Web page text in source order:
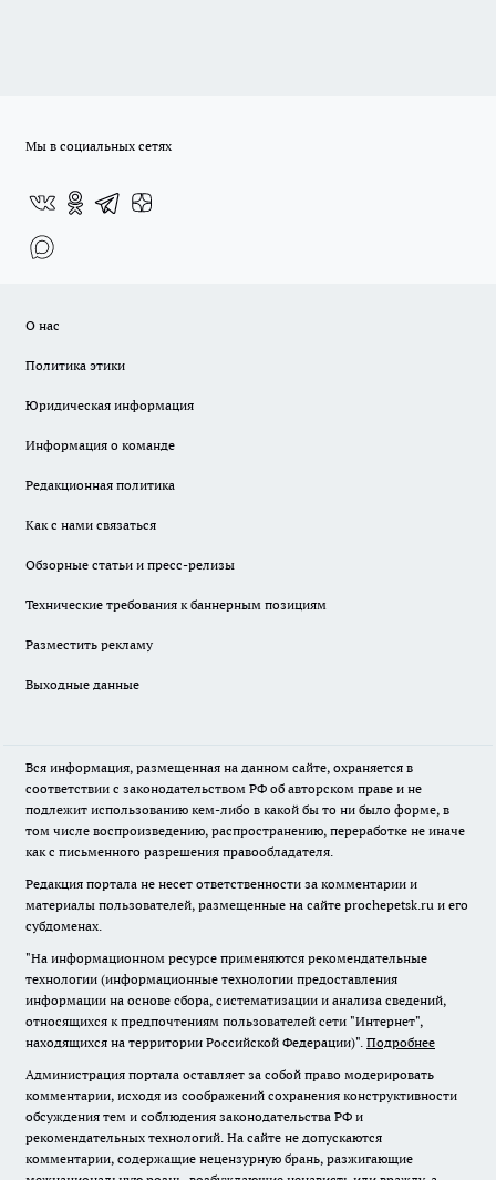
Мы в социальных сетях
О нас
Политика этики
Юридическая информация
Информация о команде
Редакционная политика
Как с нами связаться
Обзорные статьи и пресс-релизы
Технические требования к баннерным позициям
Разместить рекламу
Выходные данные
Вся информация, размещенная на данном сайте, охраняется в
соответствии с законодательством РФ об авторском праве и не
подлежит использованию кем-либо в какой бы то ни было форме, в
том числе воспроизведению, распространению, переработке не иначе
как с письменного разрешения правообладателя.
Редакция портала не несет ответственности за комментарии и
материалы пользователей, размещенные на сайте prochepetsk.ru и его
субдоменах.
"На информационном ресурсе применяются рекомендательные
технологии (информационные технологии предоставления
информации на основе сбора, систематизации и анализа сведений,
относящихся к предпочтениям пользователей сети "Интернет",
находящихся на территории Российской Федерации)". Подробнее
Администрация портала оставляет за собой право модерировать
комментарии, исходя из соображений сохранения конструктивности
обсуждения тем и соблюдения законодательства РФ и
рекомендательных технологий. На сайте не допускаются
комментарии, содержащие нецензурную брань, разжигающие